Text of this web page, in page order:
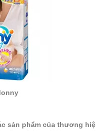
sản phẩm của thương